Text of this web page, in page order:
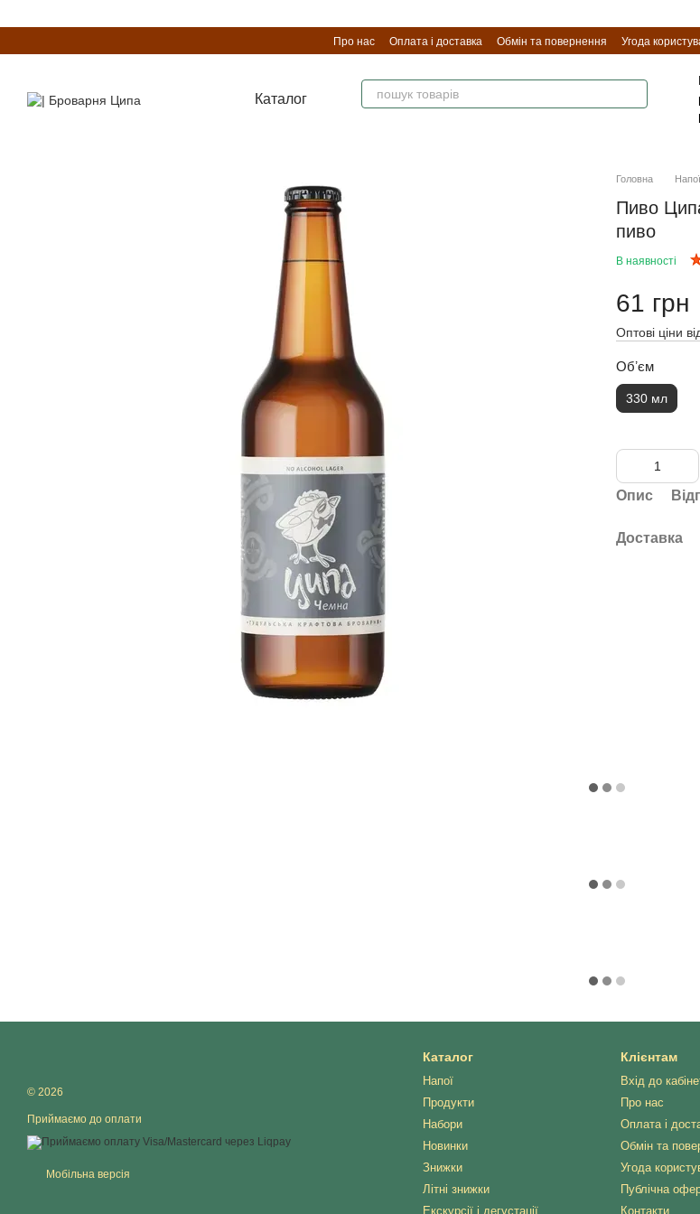
Про нас Оплата і доставка Обмін та повернення Угода
Каталог
Головна Напої
Пиво
пиво
В наявності
61 грн
Оптові ціни
Обʼєм
330 мл
Опис
Доставка
© 2026
Приймаємо до оплати
Мобільна версія
Каталог
Напої
Продукти
Набори
Новинки
Знижки
Літні знижки
Екскурсії і дегустації
Клієнтам
Вхід до
Про нас
Оплата і
Обмін та
Угода
Публічна
Контакти